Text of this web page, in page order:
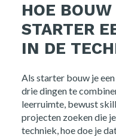
HOE
STARTER
IN DE
Als starter bouw je
drie dingen te
leerruimte, bewust
projecten zoeken die
techniek, hoe doe je